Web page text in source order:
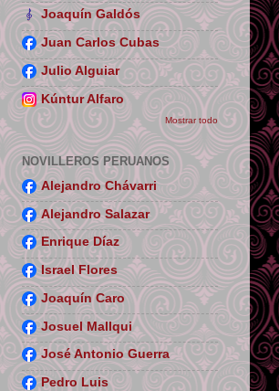
Joaquín Galdós
Juan Carlos Cubas
Julio Alguiar
Kúntur Alfaro
Mostrar todo
NOVILLEROS PERUANOS
Alejandro Chávarri
Alejandro Salazar
Enrique Díaz
Israel Flores
Joaquín Caro
Josuel Mallqui
José Antonio Guerra
Pedro Luis